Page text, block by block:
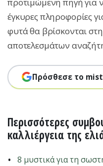
έγκυρες πληροφορίες
φυτά θα βρίσκονται
αποτελεσμάτων
Πρόσθεσε το
Περισσότερες
καλλιέργεια της
8 μυστικά για τη